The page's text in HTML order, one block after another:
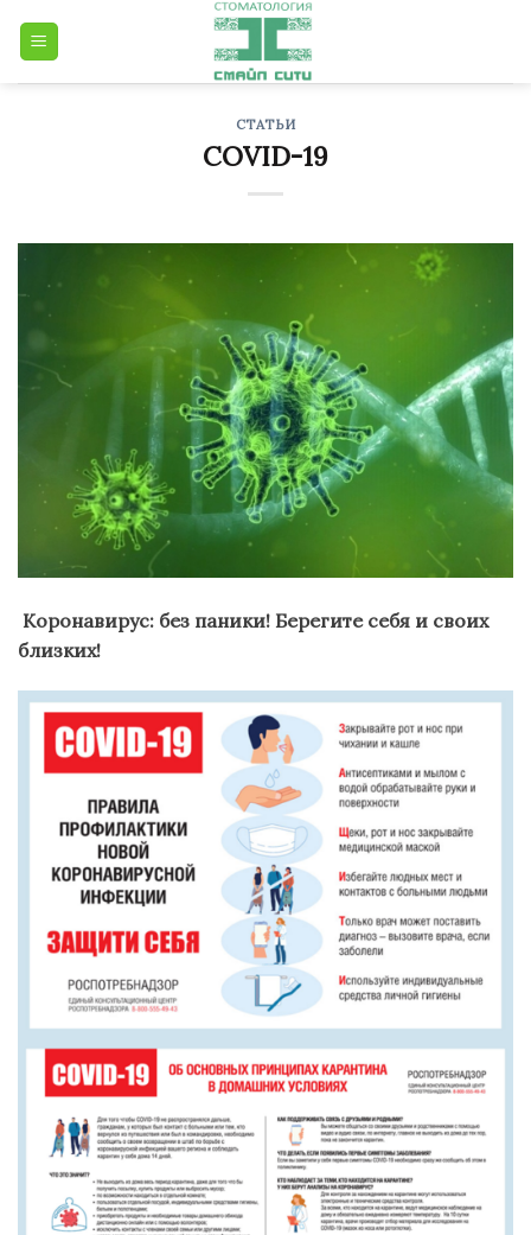
СТАТЬИ
COVID-19
Коронавирус: без паники! Берегите себя и своих
близких!